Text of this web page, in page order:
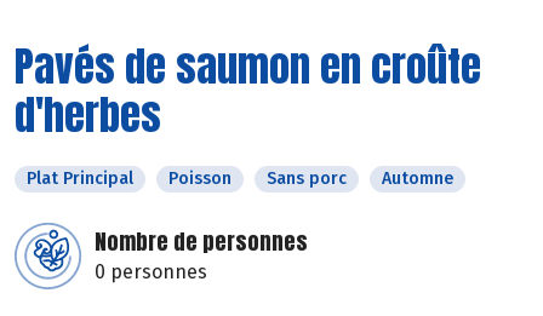
Pavés de saumon en croûte
d'herbes
Plat Principal Poisson Sans porc Automne
Nombre de personnes
0 personnes